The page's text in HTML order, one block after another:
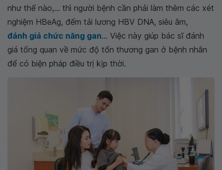
như thế nào,... thì người bệnh cần phải làm thêm các xét
nghiệm HBeAg, đếm tải lương HBV DNA, siêu âm,
đánh giá chức năng gan... Việc này giúp bác sĩ đánh
giá tổng quan về mức độ tổn thương gan ở bệnh nhân
để có biện pháp điều trị kịp thời.